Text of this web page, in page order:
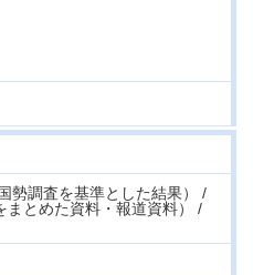
勢調査を基準とした結果） /
まとめた資料・報道資料） /